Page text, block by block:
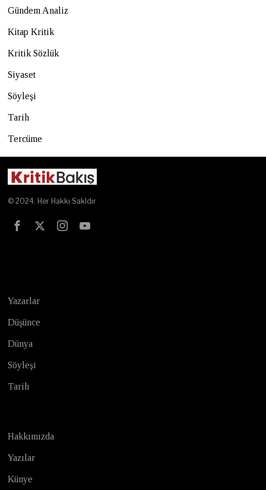
Gündem Analiz
Kitap Kritik
Kritik Sözlük
Siyaset
Söyleşi
Tarih
Tercüme
© 2024. Her Hakkı Sakldır
Yazarlar
Düşünce
Dünya
Söyleşi
Tarih
Hakkımızda
Yazılar
Künye